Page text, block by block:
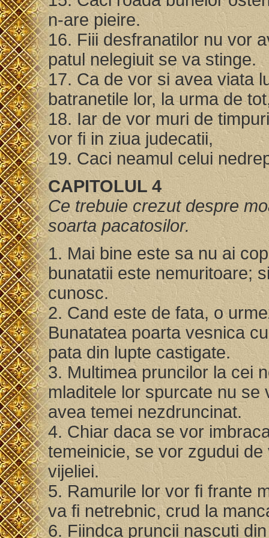
n-are pieire.
16. Fiii desfranatilor nu vor
patul nelegiuit se va stinge.
17. Ca de vor si avea viata
batranetile lor, la urma de
18. Iar de vor muri de
vor fi in ziua judecatii,
19. Caci neamul celui
CAPITOLUL 4
Ce trebuie crezut despre
soarta pacatosilor.
1. Mai bine este sa nu ai
bunatatii este nemuritoare;
cunosc.
2. Cand este de fata, o
Bunatatea poarta vesnica
pata din lupte castigate.
3. Multimea pruncilor la cei
mladitele lor spurcate nu se
avea temei nezdruncinat.
4. Chiar daca se vor
temeinicie, se vor zgudui
vijeliei.
5. Ramurile lor vor fi frante
va fi netrebnic, crud la
6. Fiindca pruncii nascuti